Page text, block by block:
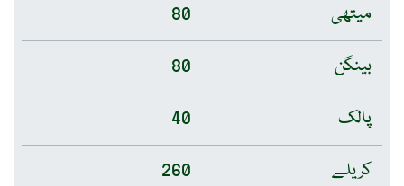
میتھی
80
بینگن
80
پالک
40
کریلے
260